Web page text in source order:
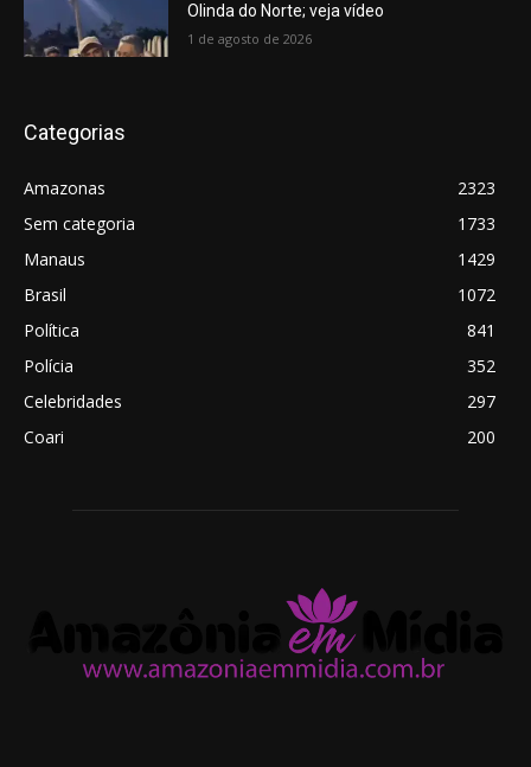
Olinda do Norte; veja vídeo
1 de agosto de 2026
Categorias
Amazonas
2323
Sem categoria
1733
Manaus
1429
Brasil
1072
Política
841
Polícia
352
Celebridades
297
Coari
200